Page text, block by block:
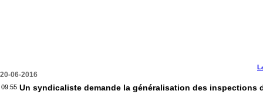
20-06-2016
09:55 Un syndicaliste demande la généralisation des inspections